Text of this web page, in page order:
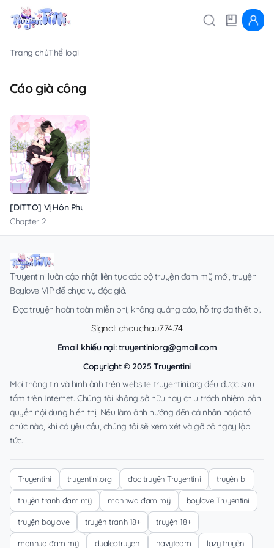
Trang chủThể loại
Cáo già công
[DITTO] Vị Hôn Phu Dễ Xấu Hổ Của Tôi
Chapter 2
Truyentini luôn cập nhật liên tục các bộ truyện đam mỹ mới, truyện
Boylove VIP để phục vụ độc giả.
Đọc truyện hoàn toàn miễn phí, không quảng cáo, hỗ trợ đa thiết bị.
Signal: chauchau774.74
Email khiếu nại:truyentiniorg@gmail.com
Copyright © 2025 Truyentini
Mọi thông tin và hình ảnh trên website truyentini.org đều được sưu
tầm trên Internet. Chúng tôi không sở hữu hay chịu trách nhiệm bản
quyền nội dung hiển thị. Nếu làm ảnh hưởng đến cá nhân hoặc tổ
chức nào, khi có yêu cầu, chúng tôi sẽ xem xét và gỡ bỏ ngay lập
tức.
Truyentini truyentini.org đọc truyện Truyentini truyện bl
truyện tranh đam mỹ manhwa đam mỹ boylove Truyentini
truyện boylove truyện tranh 18+ truyện 18+
manhua đam mỹ dualeotruyen navyteam lazy truyện